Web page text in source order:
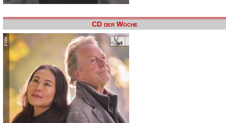
CD der Woche